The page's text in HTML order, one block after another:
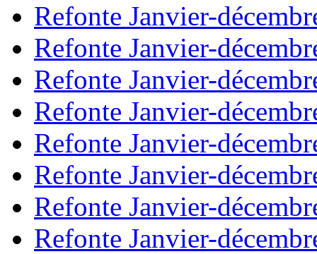
Refonte Janvier-
Refonte Janvier-
Refonte Janvier-
Refonte Janvier-
Refonte Janvier-
Refonte Janvier-
Refonte Janvier-
Refonte Janvier-